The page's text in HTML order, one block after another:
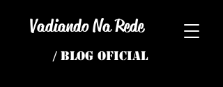
Vadiando Na Rede
/ BLOG OFICIAL